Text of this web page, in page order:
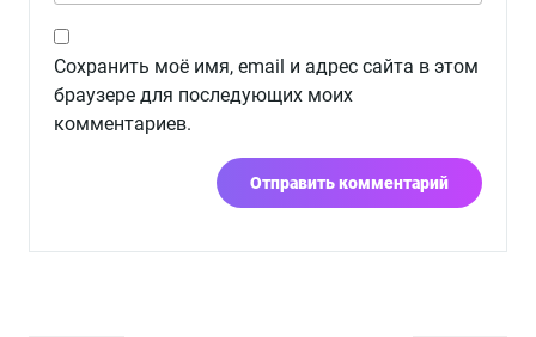
Сохранить моё имя, email и адрес сайта в этом
браузере для последующих моих
комментариев.